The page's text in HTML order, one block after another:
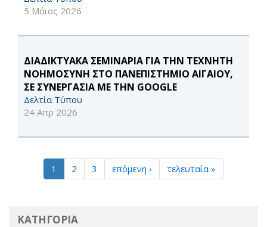
5 Μάιος 2026
ΔΙΑΔΙΚΤΥΑΚΑ ΣΕΜΙΝΑΡΙΑ ΓΙΑ ΤΗΝ ΤΕΧΝΗΤΗ
ΝΟΗΜΟΣΥΝΗ ΣΤΟ ΠΑΝΕΠΙΣΤΗΜΙΟ ΑΙΓΑΙΟΥ,
ΣΕ ΣΥΝΕΡΓΑΣΙΑ ΜΕ ΤΗΝ GOOGLE
Δελτία Τύπου
24 Απρ 2026
1 2 3 επόμενη › τελευταία »
ΚΑΤΗΓΟΡΙΑ